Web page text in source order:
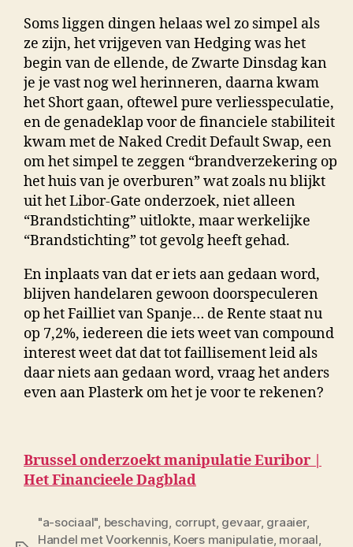
Soms liggen dingen helaas wel zo simpel als
ze zijn, het vrijgeven van Hedging was het
begin van de ellende, de Zwarte Dinsdag kan
je je vast nog wel herinneren, daarna kwam
het Short gaan, oftewel pure verliesspeculatie,
en de genadeklap voor de financiele stabiliteit
kwam met de Naked Credit Default Swap, een
om het simpel te zeggen “brandverzekering op
het huis van je overburen” wat zoals nu blijkt
uit het Libor-Gate onderzoek, niet alleen
“Brandstichting” uitlokte, maar werkelijke
“Brandstichting” tot gevolg heeft gehad.
En inplaats van dat er iets aan gedaan word,
blijven handelaren gewoon doorspeculeren
op het Failliet van Spanje… de Rente staat nu
op 7,2%, iedereen die iets weet van compound
interest weet dat dat tot faillisement leid als
daar niets aan gedaan word, vraag het anders
even aan Plasterk om het je voor te rekenen?
Brussel onderzoekt manipulatie Euribor |
Het Financieele Dagblad
"a-sociaal" beschaving corrupt, gevaar, graaier,
Handel met Voorkennis, Koers manipulatie, moraal